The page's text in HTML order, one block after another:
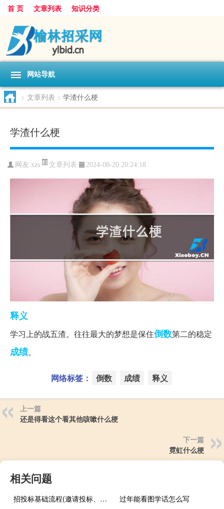
首 页 文章列表 知识分类
网站导航
> 文章列表 > 学渣什么梗
学渣什么梗
网友:xzs 文章列表 2024-08-20 20:24:18
释义
学习上的战五渣。往往最大的梦想是保住倒数第二的稳定
成绩。
网络标签： 倒数 成绩 释义
上一篇
还是得看这个看其他咳嗽什么梗
下一篇
霓虹什么梗
相关问题
招投标基础流程(邀请投标、文件评审、合同签订、验收和支付)
过年能看图学话怎么写